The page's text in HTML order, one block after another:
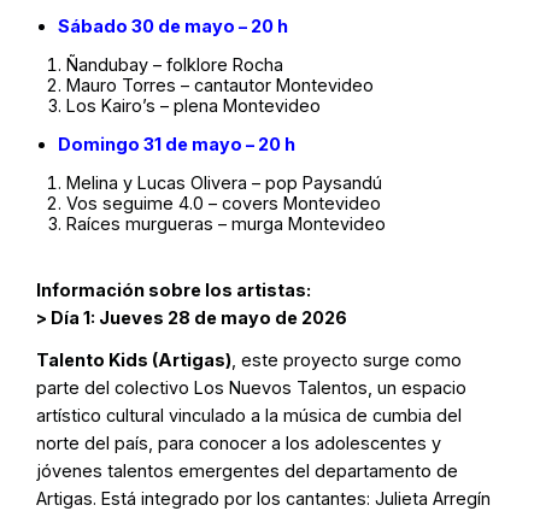
Sábado 30 de mayo – 20 h
Ñandubay – folklore Rocha
Mauro Torres – cantautor Montevideo
Los Kairo’s – plena Montevideo
Domingo 31 de mayo – 20 h
Melina y Lucas Olivera – pop Paysandú
Vos seguime 4.0 – covers Montevideo
Raíces murgueras – murga Montevideo
Información sobre los artistas:
> Día 1: Jueves 28 de mayo de 2026
Talento Kids (Artigas) , este proyecto surge como
parte del colectivo Los Nuevos Talentos, un espacio
artístico cultural vinculado a la música de cumbia del
norte del país, para conocer a los adolescentes y
jóvenes talentos emergentes del departamento de
Artigas. Está integrado por los cantantes: Julieta Arregín